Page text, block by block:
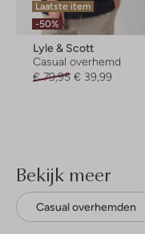
Laatste item
-50%
Lyle & Scott
Casual overhemd
€ 79,95 € 39,99
Bekijk meer
Casual overhemden